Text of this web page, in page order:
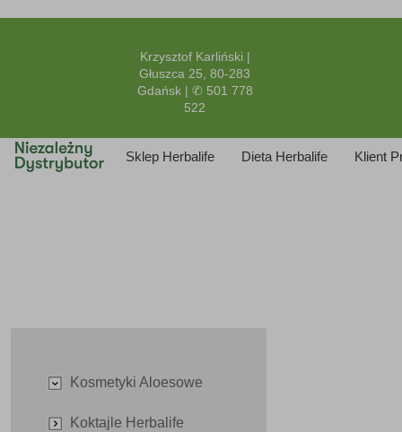
Krzysztof Karliński |
Głuszca 25, 80-283
Gdańsk | ✆ 501 778
522
Sklep Herbalife Dieta Herbalife Klient
Kosmetyki Aloesowe
Koktajle Herbalife